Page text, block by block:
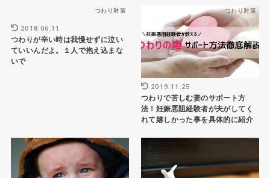
つわり対策
2018.06.11
つわりが辛い時は我慢せずに泣い
ていいんだよ。１人で抱え込まな
いで
つわり対策
2019.11.25
つわりで苦しむ妻のサポート方
法！妊娠悪阻経験者が夫がしてく
れて嬉しかった事を具体的に紹介
つわり つわり